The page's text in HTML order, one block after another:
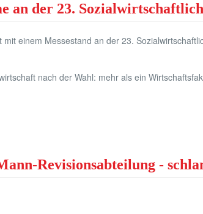
an der 23.
mit einem Messestand an der 23.
nach der Wahl: mehr als ein
Revisionsabteilung -